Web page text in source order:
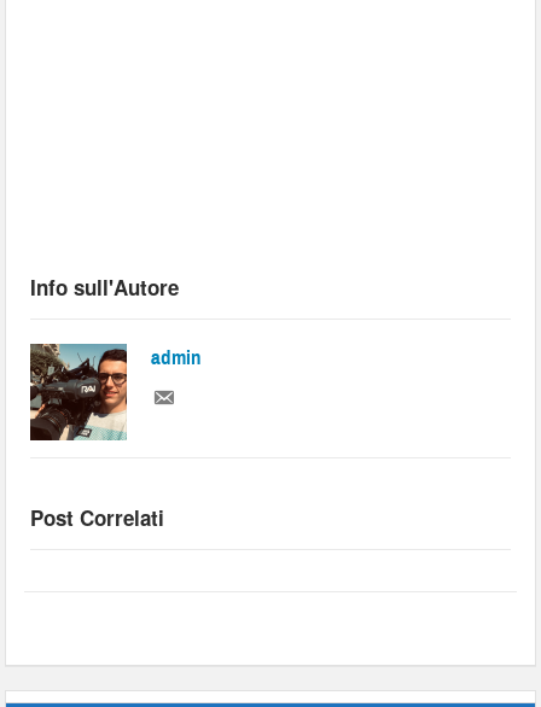
Info sull'Autore
admin
Post Correlati